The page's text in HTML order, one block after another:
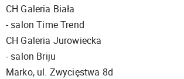
CH Galeria Biała
- salon Time Trend
CH Galeria Jurowiecka
- salon Briju
Marko, ul. Zwycięstwa 8d